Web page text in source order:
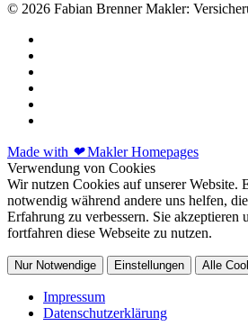
© 2026 Fabian Brenner Makler:
Made with ❤Makler Homepages
Verwendung von Cookies
Wir nutzen Cookies auf unserer Website.
notwendig während andere uns helfen,
Erfahrung zu verbessern. Sie akzeptieren
fortfahren diese Webseite zu nutzen.
Nur Notwendige Einstellungen Alle
Impressum
Datenschutzerklärung